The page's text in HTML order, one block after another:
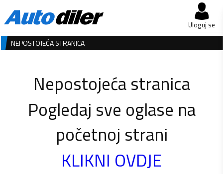
Uloguj se
NEPOSTOJEĆA STRANICA
Nepostojeća stranica
Pogledaj sve oglase na
početnoj strani
KLIKNI OVDJE